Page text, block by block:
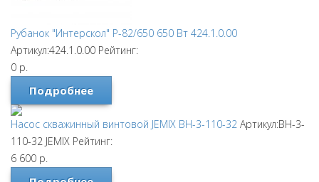
Рубанок "Интерскол" Р-82/650 650 Вт 424.1.0.00
Артикул:424.1.0.00 Рейтинг:
0 р.
Подробнее
Насос скважинный винтовой JEMIX ВН-3-110-32 Артикул:ВН-3-
110-32 JEMIX Рейтинг:
6 600 р.